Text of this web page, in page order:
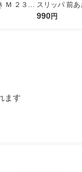
Ｍ ２３．
用 生成×
スリッパ 前あ
３．５〜２５
990円
ます